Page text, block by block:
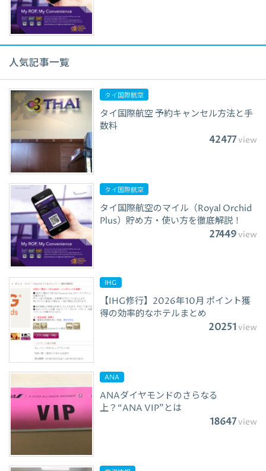
人気記事一覧
タイ国際航空
タイ国際航空 予約キャンセル方法と手
数料
42477view
タイ国際航空
タイ国際航空のマイル（Royal Orchid
Plus）貯め方・使い方を徹底解説！
27449view
IHG
【IHG修行】2026年10月 ポイント獲
得の効率的なホテルまとめ
20251view
ANA
ANAダイヤモンドのさらなる
上？“ANA VIP”とは
18647view